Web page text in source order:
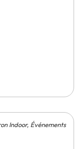
Indoor, Événements